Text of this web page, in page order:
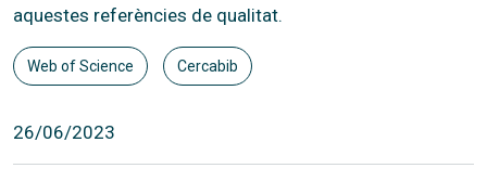
aquestes referències de qualitat.
Web of Science Cercabib
26/06/2023